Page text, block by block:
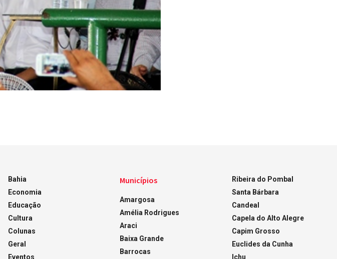
Bahia
Economia
Educação
Cultura
Colunas
Geral
Eventos
Municípios
Amargosa
Amélia Rodrigues
Araci
Baixa Grande
Barrocas
Ribeira do Pombal
Santa Bárbara
Candeal
Capela do Alto Alegre
Capim Grosso
Euclides da Cunha
Ichu